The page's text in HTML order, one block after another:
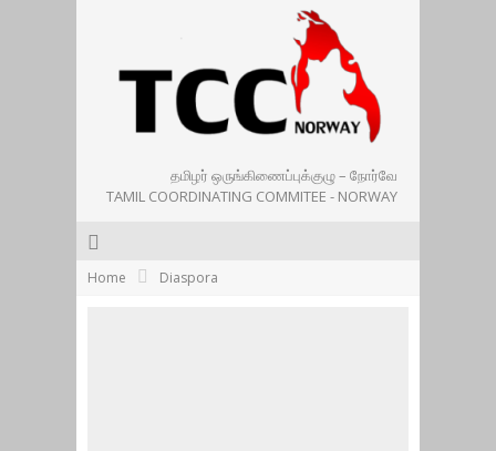
தமிழர் ஒருங்கிணைப்புக்குழு – நோர்வே
TAMIL COORDINATING COMMITEE - NORWAY
Home Diaspora